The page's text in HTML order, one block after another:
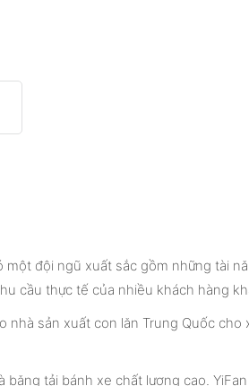
đội ngũ xuất sắc gồm những tài
cầu thực tế của nhiều khách hàng
tải bánh xe chất lượng cao.